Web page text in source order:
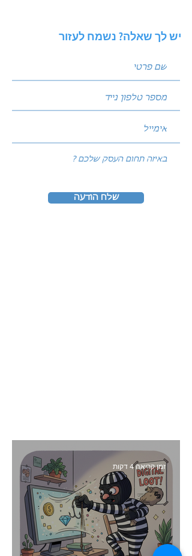
יש לך שאלה? נשמח לעזור
שלח הודעה
זמן קריאה 4 דקות